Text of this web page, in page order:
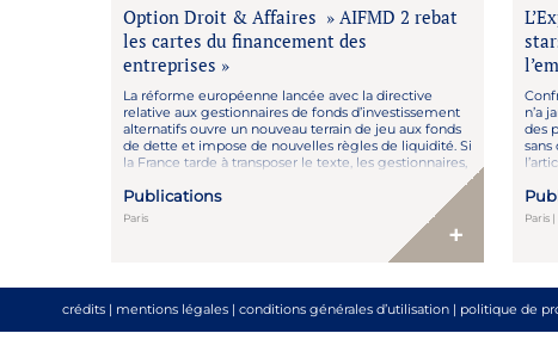
Option Droit & Affaires » AIFMD 2 rebat
les cartes du financement des
entreprises »
La réforme européenne lancée avec la directive
relative aux gestionnaires de fonds d’investissement
alternatifs ouvre un nouveau terrain de jeu aux fonds
de dette et impose de nouvelles règles de liquidité. Si
la France tarde à transposer le texte, les gestionnaires,
Publications
Paris
+
n’a
des
sans
Paris
crédits | mentions légales | conditions générales d’utilisation | politique de